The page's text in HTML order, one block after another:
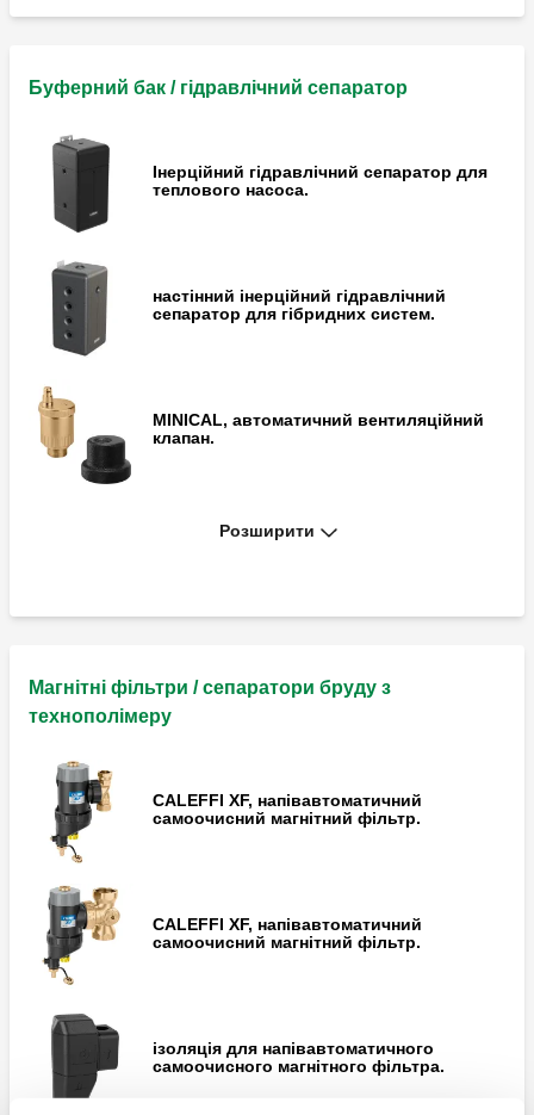
Буферний бак / гідравлічний сепаратор
Інерційний гідравлічний сепаратор для
теплового насоса.
настінний інерційний гідравлічний
сепаратор для гібридних систем.
MINICAL, автоматичний вентиляційний
клапан.
Розширити
Магнітні фільтри / сепаратори бруду з
технополімеру
CALEFFI XF, напівавтоматичний
самоочисний магнітний фільтр.
CALEFFI XF, напівавтоматичний
самоочисний магнітний фільтр.
ізоляція для напівавтоматичного
самоочисного магнітного фільтра.